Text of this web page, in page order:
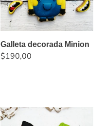
Galleta decorada Minion
Precio
$190,00
Galleta